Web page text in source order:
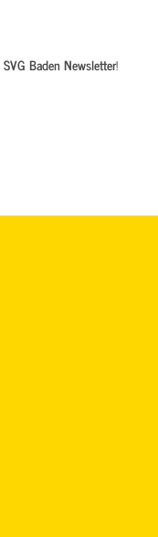
SVG Baden Newsletter!